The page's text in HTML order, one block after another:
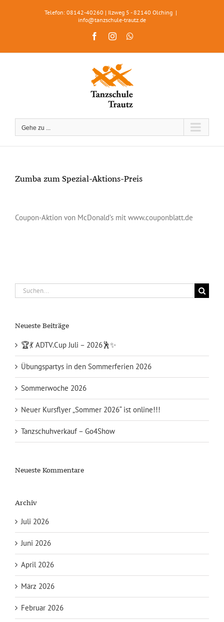
Telefon: 08142-40260 | Ilzweg 5 - 82140 Olching |
info@tanzschule-trautz.de
FacebookInstagram
Gehe zu ...
Zumba zum Spezial-Aktions-Preis
grösseres
Coupon-Aktion von McDonald’s mit www.couponblatt.de
Suche
nach:
Neueste Beiträge
🏆💃 ADTV.Cup Juli – 2026🕺✨
Übungspartys in den Sommerferien 2026
Sommerwoche 2026
Neuer Kursflyer „Sommer 2026“ ist online!!!
Tanzschuhverkauf – Go4Show
Neueste Kommentare
Archiv
Juli 2026
Juni 2026
April 2026
März 2026
Februar 2026